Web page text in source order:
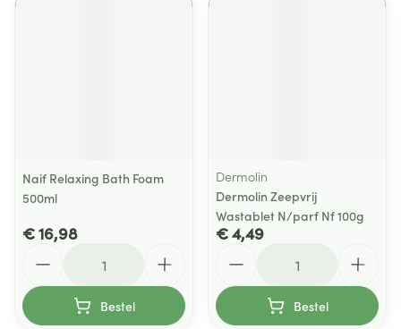
Naif Relaxing Bath Foam
500ml
€ 16,98
Bestel
Dermolin
Dermolin Zeepvrij
Wastablet N/parf Nf 100g
€ 4,49
Bestel